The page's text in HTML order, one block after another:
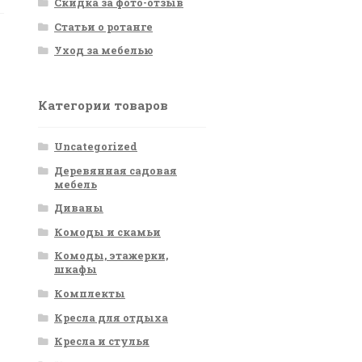
Статьи о ротанге
Уход за мебелью
Категории товаров
Uncategorized
Деревянная садовая
мебель
Диваны
Комоды и скамьи
Комоды, этажерки,
шкафы
Комплекты
Кресла для отдыха
Кресла и стулья